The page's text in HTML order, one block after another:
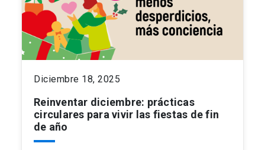
Diciembre 18, 2025
Reinventar diciembre: prácticas
circulares para vivir las fiestas de fin
de año